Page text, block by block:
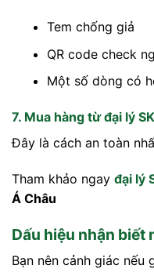
Tem chống giả
QR code check
Một số dòng có
7. Mua hàng từ đại lý
Đây là cách an toàn
Tham khảo ngay đại lý
Á Châu
Dấu hiệu nhận biết
Bạn nên cảnh giác nếu